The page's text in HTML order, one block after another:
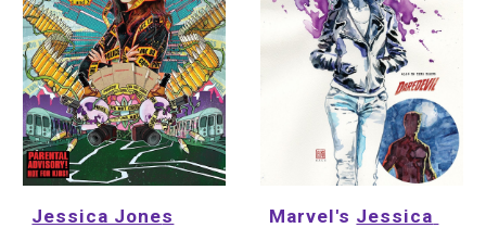
Jessica Jones
Marvel's Jessica